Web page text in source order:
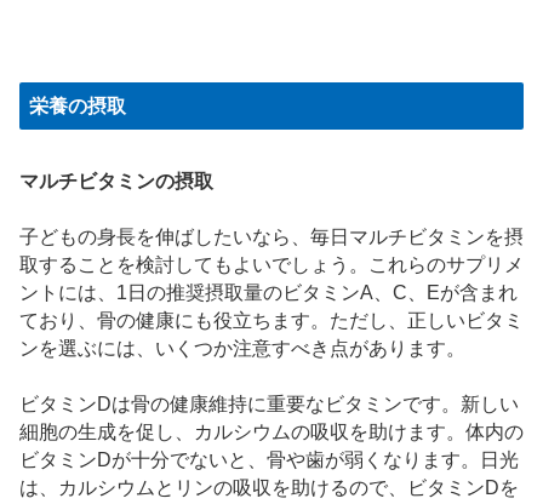
栄養の摂取
マルチビタミンの摂取
子どもの身長を伸ばしたいなら、毎日マルチビタミンを摂
取することを検討してもよいでしょう。これらのサプリメ
ントには、1日の推奨摂取量のビタミンA、C、Eが含まれ
ており、骨の健康にも役立ちます。ただし、正しいビタミ
ンを選ぶには、いくつか注意すべき点があります。
ビタミンDは骨の健康維持に重要なビタミンです。新しい
細胞の生成を促し、カルシウムの吸収を助けます。体内の
ビタミンDが十分でないと、骨や歯が弱くなります。日光
は、カルシウムとリンの吸収を助けるので、ビタミンDを